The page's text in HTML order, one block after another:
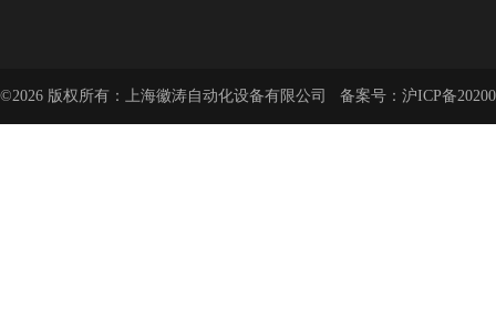
©2026 版权所有：上海徽涛自动化设备有限公司 备案号： 沪ICP备